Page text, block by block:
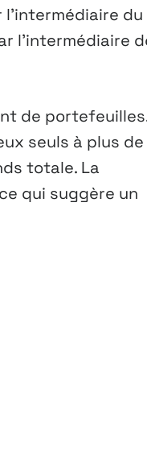
l’intermédiaire
de
seuls à plus de
totale. La
qui suggère un